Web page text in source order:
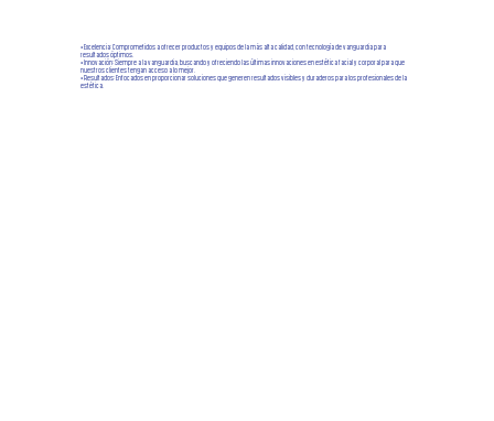
⦁ Excelencia: Comprometidos a ofrecer productos y equipos de la más alta calidad, con tecnología de vanguardia para
resultados óptimos.
⦁ Innovación: Siempre a la vanguardia, buscando y ofreciendo las últimas innovaciones en estética facial y corporal para que
nuestros clientes tengan acceso a lo mejor.
⦁ Resultados: Enfocados en proporcionar soluciones que generen resultados visibles y duraderos para los profesionales de la
estética.